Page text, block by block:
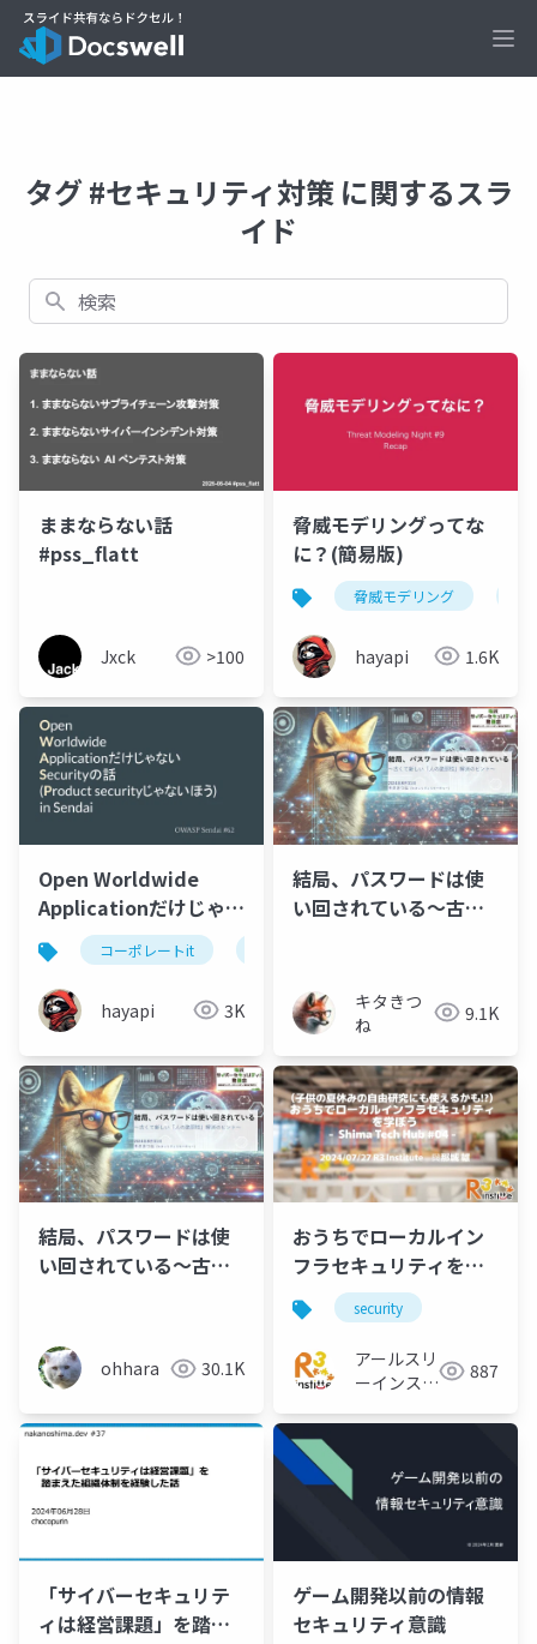
タグ #セキュリティ対策 に関するスラ
イド
検索
ままならない話
#pss_flatt
Jxck >100
脅威モデリングってな
に？(簡易版)
脅威モデリング
hayapi 1.6K
Open Worldwide
Applicationだけじゃな
い Securityの話
(Product securityじ
ゃないほう) in Sendai
コーポレートit
hayapi 3K
結局、パスワードは使
い回されている～古く
（キタきつね）
キタきつ
ね
9.1K
結局、パスワードは使
い回されている～古く
ohhara 30.1K
おうちでローカルイン
フラセキュリティを学
ぼう
security
アールスリ
ーインステ
887
「サイバーセキュリテ
ィは経営課題」を踏ま
ゲーム開発以前の情報
セキュリティ意識